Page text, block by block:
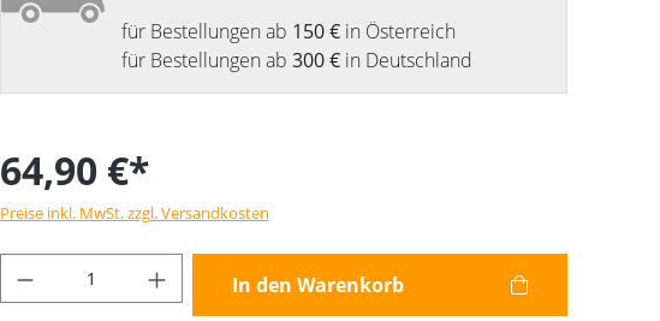
für Bestellungen ab 150 €in Österreich
für Bestellungen ab 300 €in Deutschland
64,90 €*
Preise inkl. MwSt. zzgl. Versandkosten
Produkt Anzahl: Gib den gewünschten Wert
In den Warenkorb